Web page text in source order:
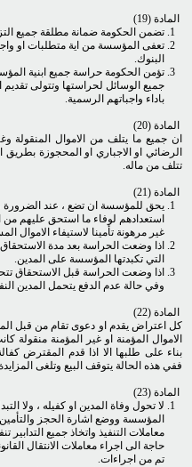
المادة (19)
تضمن الحكومة ضمانة مطلقة جميع
تعفى المؤسسة من اية متطلبات او
البنوك.
تؤمن الحكومة حراسة جميع ابنية
جميع الوسائل لحراستها وتتولى تقديم
باداء واجباتهم الرسمية.
المادة (20)
ان جميع ما يتلف من الاموال المنقولة
الرضائي او الاجباري او المحجوزة
تتلف من ماله.
المادة (21)
يحق للمؤسسة ان تضع ، عند الضرورة
استعدادهم لوفاء ما استحق عليهم
غير مرهونة تأمينا لاستيفاء الاموال
اذا وضعت الحراسة بعد مدة
التي تكبدتها المؤسسة على المدين.
اذا وضعت الحراسة قبل الاستحقاق
وفي حالة عدم الدفع يتحمل المدين
المادة (22)
كل اعتراض يقدم او دعوى تقام من قبل
الاموال المؤمنة او غير المؤمنة
بناء على طلبها الا اذا قدم المقترض
ففي هذه الحالة يتوقف البيع وتلغى
المادة (23)
لا تحول وفاة المدين او كفيله ، ولا
المؤسسة ووضع اشارة الحجز
معاملات التنفيذ واتخاذ جميع
حاجة الى اجراء معاملات الانتقال
تم من اجراءات.